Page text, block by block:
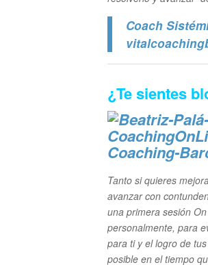
Coach
¿Te sientes
Tanto si quieres
avanzar con
una primera sesión
personalmente, para
para ti y el logro de
posible en el tiempo